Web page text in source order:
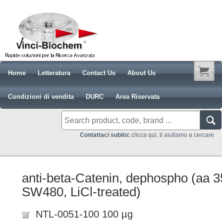
Home Letteratura Contact Us About Us
Condizioni di vendita DURC Area Riservata
Contattaci subito: clicca qui, ti aiutiamo a cercare
anti-beta-Catenin, dephospho (aa
SW480, LiCl-treated)
NTL-0051-100 100 µg